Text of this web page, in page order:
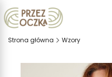
Strona główna Wzory